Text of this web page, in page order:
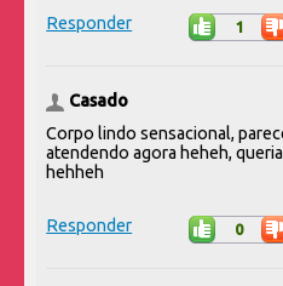
Responder 1
Casado
Corpo lindo sensacional,
atendendo agora heheh,
hehheh
Responder 0